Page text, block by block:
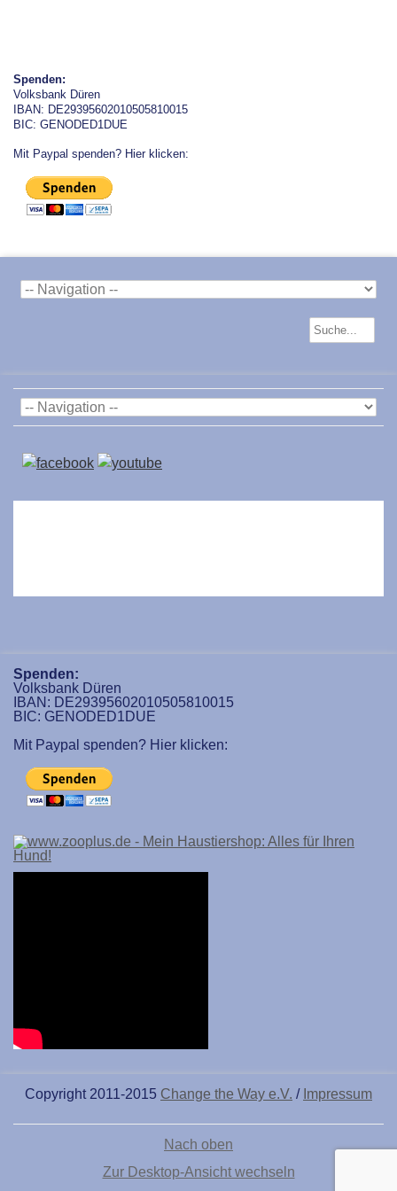
Spenden:
Volksbank Düren
IBAN: DE29395602010505810015
BIC: GENODED1DUE
Mit Paypal spenden? Hier klicken:
Spenden:
Volksbank Düren
IBAN: DE29395602010505810015
BIC: GENODED1DUE
Mit Paypal spenden? Hier klicken:
Copyright 2011-2015 Change the Way e.V. / Impressum
Nach oben
Zur Desktop-Ansicht wechseln